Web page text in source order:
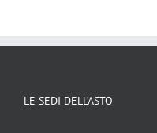
LE SEDI DELL’ASTO